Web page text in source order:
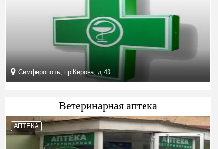
Симферополь, пр.Кирова, д.43
Ветеринарная аптека
АПТЕКА